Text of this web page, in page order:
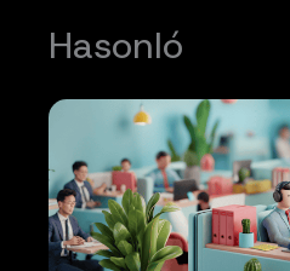
Hasonló